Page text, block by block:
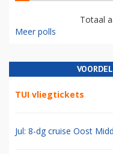
Totaal
Meer polls
TUI vliegtickets
Jul: 8-dg cruise Oost